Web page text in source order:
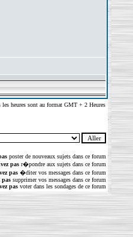
les heures sont au format GMT + 2 Heures
poster de nouveaux sujets dans ce forum
pasr�pondre aux sujets dans ce forum
pas�diter vos messages dans ce forum
passupprimer vos messages dans ce forum
pasvoter dans les sondages de ce forum